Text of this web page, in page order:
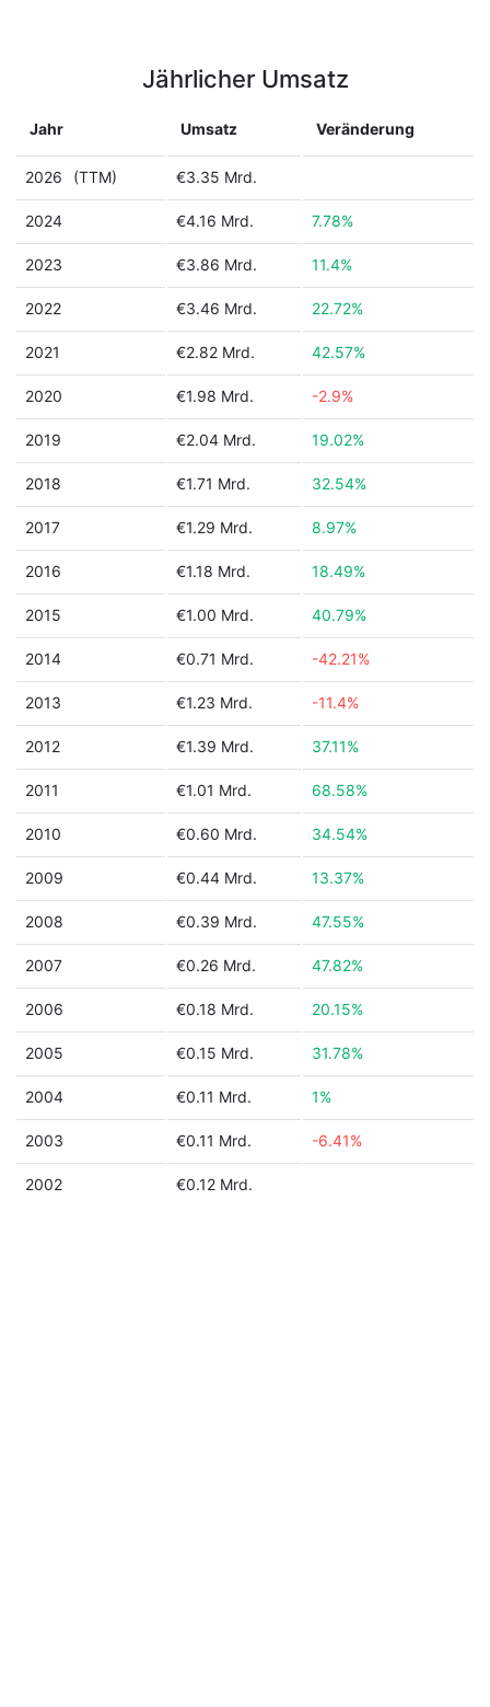
Jährlicher Umsatz
Jahr Umsatz Veränderung
2026 (TTM) €3.35 Mrd.
2024 €4.16 Mrd. 7.78%
2023 €3.86 Mrd. 11.4%
2022 €3.46 Mrd. 22.72%
2021 €2.82 Mrd. 42.57%
2020 €1.98 Mrd. -2.9%
2019 €2.04 Mrd. 19.02%
2018 €1.71 Mrd. 32.54%
2017 €1.29 Mrd. 8.97%
2016 €1.18 Mrd. 18.49%
2015 €1.00 Mrd. 40.79%
2014 €0.71 Mrd. -42.21%
2013 €1.23 Mrd. -11.4%
2012 €1.39 Mrd. 37.11%
2011 €1.01 Mrd. 68.58%
2010 €0.60 Mrd. 34.54%
2009 €0.44 Mrd. 13.37%
2008 €0.39 Mrd. 47.55%
2007 €0.26 Mrd. 47.82%
2006 €0.18 Mrd. 20.15%
2005 €0.15 Mrd. 31.78%
2004 €0.11 Mrd. 1%
2003 €0.11 Mrd. -6.41%
2002 €0.12 Mrd.